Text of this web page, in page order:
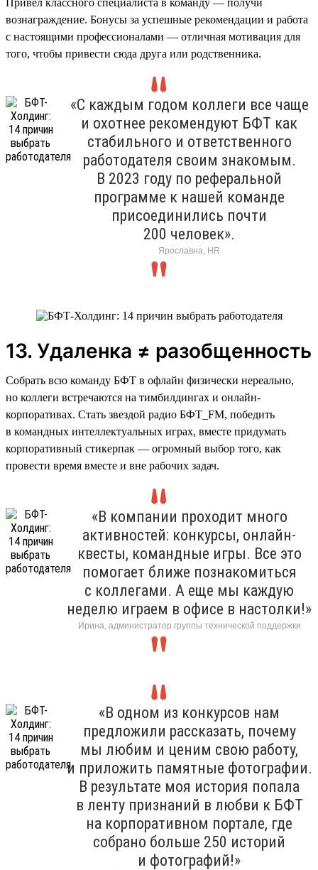
вознаграждение. Бонусы за успешные рекомендации и работа
с настоящими профессионалами — отличная мотивация для
того, чтобы привести сюда друга или родственника.
«С каждым годом коллеги все чаще
и охотнее рекомендуют БФТ как
стабильного и ответственного
работодателя своим знакомым.
В 2023 году по реферальной
программе к нашей команде
присоединились почти
200 человек».
Ярославна, HR
13. Удаленка ≠ разобщенность
Собрать всю команду БФТ в офлайн физически нереально,
но коллеги встречаются на тимбилдингах и онлайн-
корпоративах. Стать звездой радио БФТ_FM, победить
в командных интеллектуальных играх, вместе придумать
корпоративный стикерпак — огромный выбор того, как
провести время вместе и вне рабочих задач.
«В компании проходит много
активностей: конкурсы, онлайн-
квесты, командные игры. Все это
помогает ближе познакомиться
с коллегами. А еще мы каждую
неделю играем в офисе в настолки!»
Ирина, администратор группы технической поддержки
«В одном из конкурсов нам
предложили рассказать, почему
мы любим и ценим свою работу,
и приложить памятные фотографии.
В результате моя история попала
в ленту признаний в любви к БФТ
на корпоративном портале, где
собрано больше 250 историй
и фотографий!»